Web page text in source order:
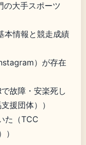
の大手スポーツ
本情報と競走成績
）が存在
故障・安楽死し
援団体））
た（TCC